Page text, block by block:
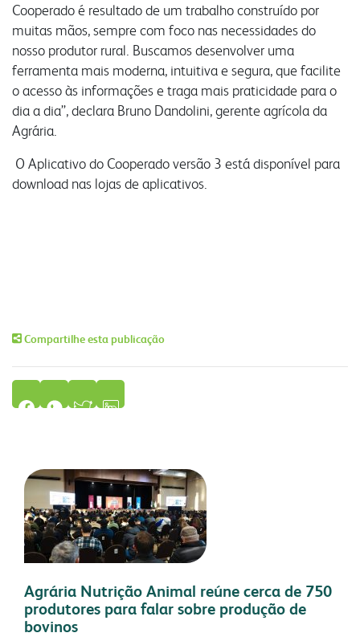
Cooperado é resultado de um trabalho construído por
muitas mãos, sempre com foco nas necessidades do
nosso produtor rural. Buscamos desenvolver uma
ferramenta mais moderna, intuitiva e segura, que facilite
o acesso às informações e traga mais praticidade para o
dia a dia”, declara Bruno Dandolini, gerente agrícola da
Agrária.
O Aplicativo do Cooperado versão 3 está disponível para
download nas lojas de aplicativos.
Compartilhe esta publicação
Agrária Nutrição Animal reúne cerca de 750
produtores para falar sobre produção de
bovinos